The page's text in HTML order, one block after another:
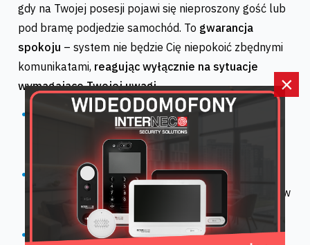
×
gdy na Twojej posesji pojawi się nieproszony gość lub
pod bramę podjedzie samochód. To gwarancja
spokoju – system nie będzie Cię niepokoić zbędnymi
komunikatami, reagując wyłącznie na sytuacje
wymagające Twojej uwagi.
Alerty w czasie rzeczywistym: Otrzymuj
natychmiastowe powiadomienia PUSH o każdej
nieoczekiwanej aktywności na Twoim terenie.
Optymalizacja zapisu:Oszczędzaj przestrzeń na
karcie pamięci lub dysku, nagrywając obraz tylko w
momentach wykrycia ruchu.
Intuicyjne przeszukiwanie:Błyskawicznie filtruj